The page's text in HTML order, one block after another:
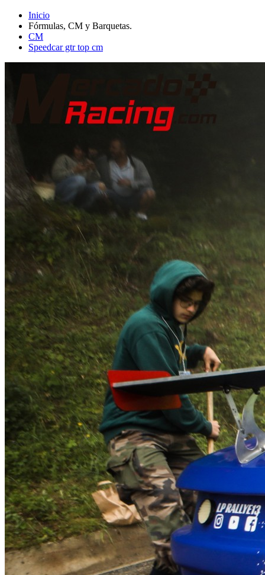
Fórmulas, CM y Barquetas.
CM
Speedcar gtr top cm